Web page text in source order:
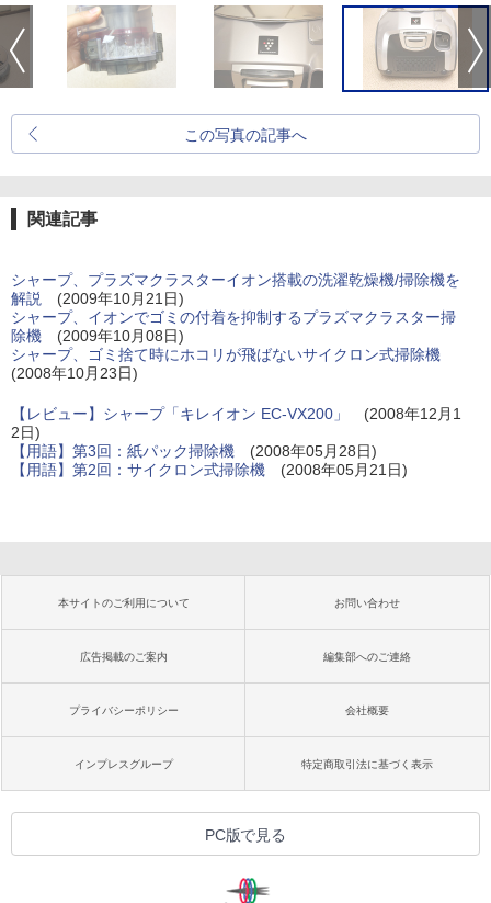
この写真の記事へ
関連記事
シャープ、プラズマクラスターイオン搭載の洗濯乾燥機/掃除機を
解説
(2009年10月21日)
シャープ、イオンでゴミの付着を抑制するプラズマクラスター掃
除機 (2009年10月08日)
シャープ、ゴミ捨て時にホコリが飛ばないサイクロン式掃除機
(2008年10月23日)
【レビュー】シャープ「キレイオン EC-VX200」
(2008年12月1
2日)
【用語】第3回：紙パック掃除機 (2008年05月28日)
【用語】第2回：サイクロン式掃除機 (2008年05月21日)
本サイトのご利用について お問い合わせ
広告掲載のご案内 編集部へのご連絡
プライバシーポリシー 会社概要
インプレスグループ 特定商取引法に基づく表示
PC版で見る